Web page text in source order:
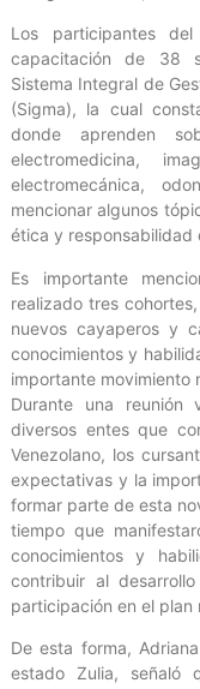
Los participantes
capacitación de 38
Sistema Integral de
(Sigma), la cual
donde aprenden
electromedicina,
electromecánica,
mencionar algunos
ética y responsabilidad
Es importante
realizado tres
nuevos cayaperos y
conocimientos y
importante movimiento
Durante una
diversos entes que
Venezolano, los
expectativas y la
formar parte de esta
tiempo que
conocimientos y
contribuir al
participación en el plan
De esta forma,
estado Zulia, señaló